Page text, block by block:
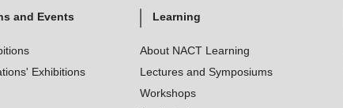
and Events
Exhibitions
Learning
About NACT Learning
Lectures and Symposiums
Workshops